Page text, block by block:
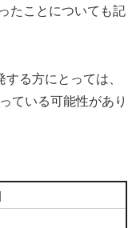
たことについても記
る方にとっては、
ている可能性があり